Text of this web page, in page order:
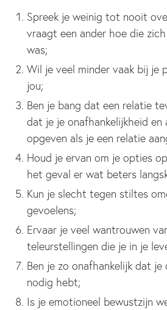
Spreek je weinig tot nooit
vraagt een ander hoe die
was;
Wil je veel minder vaak bij je
jou;
Ben je bang dat een relatie
dat je je onafhankelijkheid en
opgeven als je een relatie
Houd je ervan om je opties
het geval er wat beters
Kun je slecht tegen stiltes
gevoelens;
Ervaar je veel wantrouwen
teleurstellingen die je in je
Ben je zo onafhankelijk dat
nodig hebt;
Is je emotioneel bewustzijn